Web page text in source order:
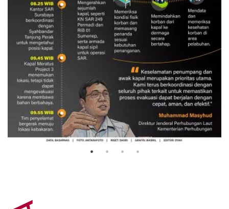
Evakuasi korban kebakaran KM
Mutiara Sentosa 2
3 Agustus 2026